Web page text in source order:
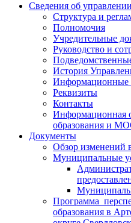
Сведения об управлении
Структура и
Полномочия
Учредительные
Руководство и
История
Информационные
Реквизиты
Контакты
Информационная
образования и
Документы
Обзор изменений
Муниципальные
Программа
образования в